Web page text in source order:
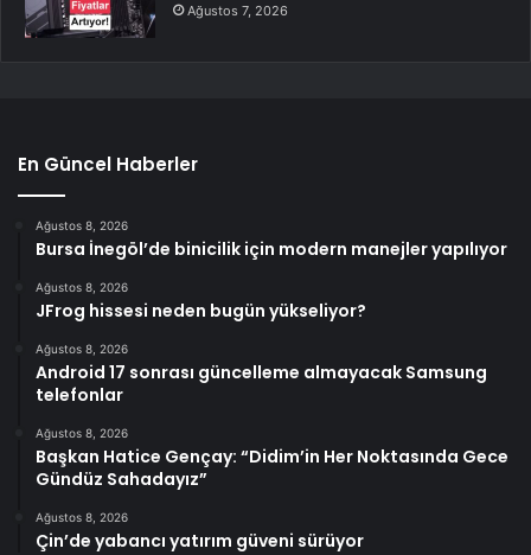
Ağustos 7, 2026
En Güncel Haberler
Ağustos 8, 2026
Bursa İnegöl’de binicilik için modern manejler yapılıyor
Ağustos 8, 2026
JFrog hissesi neden bugün yükseliyor?
Ağustos 8, 2026
Android 17 sonrası güncelleme almayacak Samsung
telefonlar
Ağustos 8, 2026
Başkan Hatice Gençay: “Didim’in Her Noktasında Gece
Gündüz Sahadayız”
Ağustos 8, 2026
Çin’de yabancı yatırım güveni sürüyor